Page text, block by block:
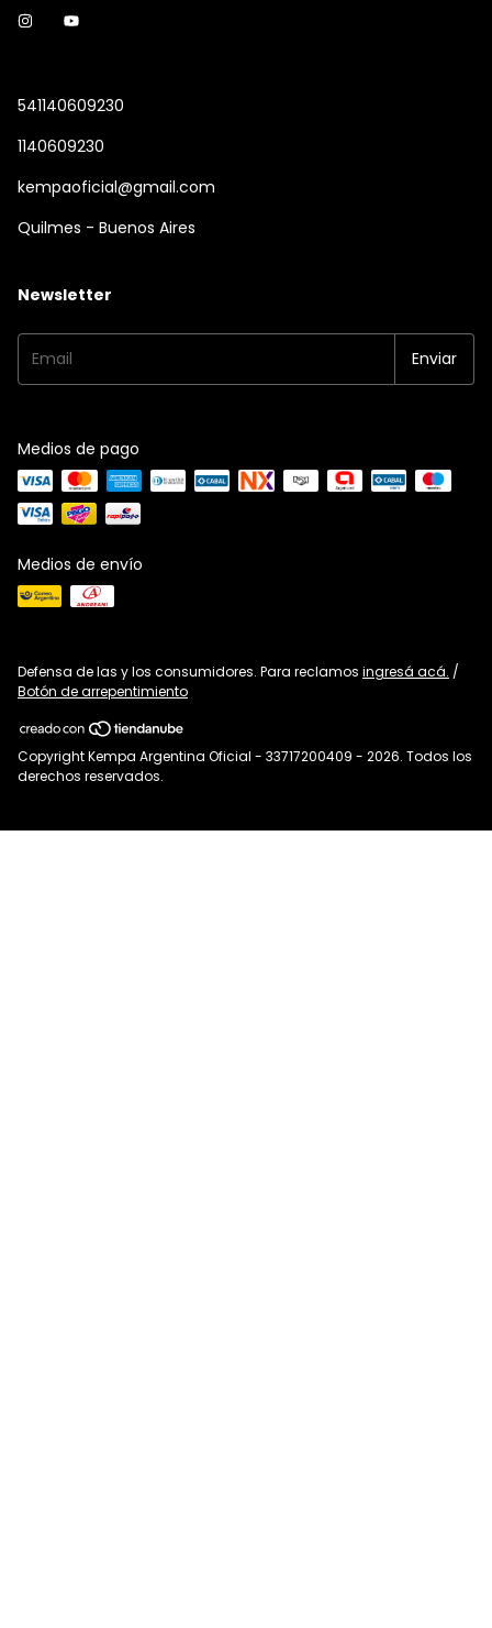
541140609230
1140609230
kempaoficial@gmail.com
Quilmes - Buenos Aires
Newsletter
Medios de pago
Medios de envío
Defensa de las y los consumidores. Para reclamos ingresá acá. /
Botón de arrepentimiento
Copyright Kempa Argentina Oficial - 33717200409 - 2026. Todos los
derechos reservados.